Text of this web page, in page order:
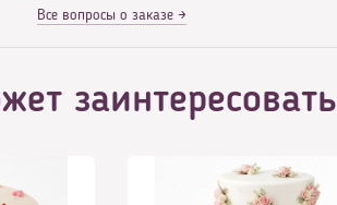
Все вопросы о заказе →
заинтересовать